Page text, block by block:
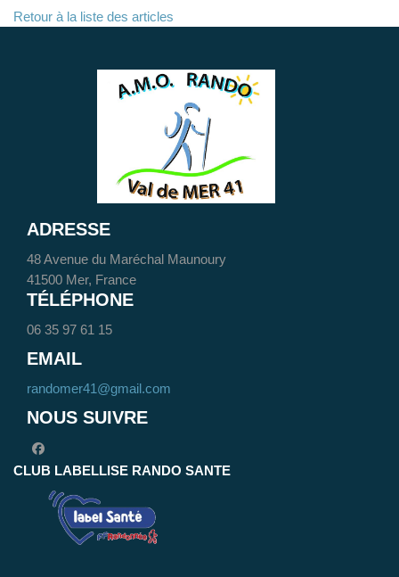
Retour à la liste des articles
ADRESSE
48 Avenue du Maréchal Maunoury
41500 Mer, France
TÉLÉPHONE
06 35 97 61 15
EMAIL
randomer41@gmail.com
NOUS SUIVRE
facebook
CLUB LABELLISE RANDO SANTE